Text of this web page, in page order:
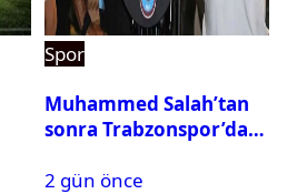
Spor
Muhammed Salah’tan
sonra Trabzonspor’dan
2 gün önce